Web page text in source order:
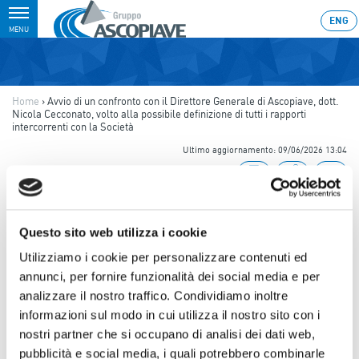
Questo sito web utilizza i cookie
Utilizziamo i cookie per personalizzare contenuti ed
annunci, per fornire funzionalità dei social media e per
analizzare il nostro traffico. Condividiamo inoltre
informazioni sul modo in cui utilizza il nostro sito con i
nostri partner che si occupano di analisi dei dati web,
pubblicità e social media, i quali potrebbero combinarle
Toggle
navigation
MENU
ENG
Home ›Avvio di un confronto con il Direttore Generale di Ascopiave, dott.
Nicola Cecconato, volto alla possibile definizione di tutti i rapporti
intercorrenti con la Società
Ultimo aggiornamento: 09/06/2026 13:04
09.06.2026
AVVIO DI UN CONFRONTO CON
IL DIRETTORE GENERALE DI
ASCOPIAVE, DOTT. NICOLA
CECCONATO, VOLTO ALLA
POSSIBILE DEFINIZIONE DI